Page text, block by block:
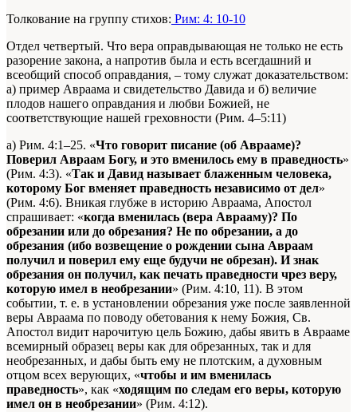
Толкование на группу стихов: Рим: 4: 10-10
Отдел четвертый. Что вера оправдывающая не только не есть
разорение закона, а напротив была и есть всегдашний и
всеобщий способ оправдания, – тому служат доказательством:
а) пример Авраама и свидетельство Давида и б) величие
плодов нашего оправдания и любви Божией, не
соответствующие нашей греховности (Рим. 4–5:11)
а) Рим. 4:1–25. «Что говорит писание (об Аврааме)?
Поверил Авраам Богу, и это вменилось ему в праведность»
(Рим. 4:3). «Так и Давид называет блаженным человека,
которому Бог вменяет праведность независимо от дел»
(Рим. 4:6). Вникая глубже в историю Авраама, Апостол
спрашивает: «когда вменилась (вера Аврааму)? По
обрезании или до обрезания? Не по обрезании, а до
обрезания (ибо возвещение о рождении сына Авраам
получил и поверил ему еще будучи не обрезан). И знак
обрезания он получил, как печать праведности чрез веру,
которую имел в необрезании» (Рим. 4:10, 11). В этом
событии, т. е. в установлении обрезания уже после заявленной
веры Авраама по поводу обетования к нему Божия, Св.
Апостол видит нарочитую цель Божию, дабы явить в Аврааме
всемирный образец веры как для обрезанных, так и для
необрезанных, и дабы быть ему не плотским, а духовным
отцом всех верующих, «чтобы и им вменилась
праведность», как «ходящим по следам его веры, которую
имел он в необрезании» (Рим. 4:12).